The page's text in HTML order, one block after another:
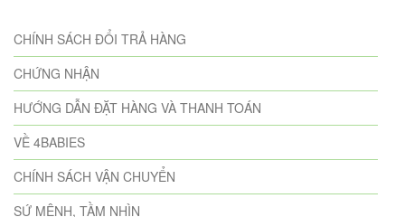
CHÍNH SÁCH ĐỔI TRẢ HÀNG
CHỨNG NHẬN
HƯỚNG DẪN ĐẶT HÀNG VÀ THANH TOÁN
VỀ 4BABIES
CHÍNH SÁCH VẬN CHUYỂN
SỨ MỆNH, TẦM NHÌN